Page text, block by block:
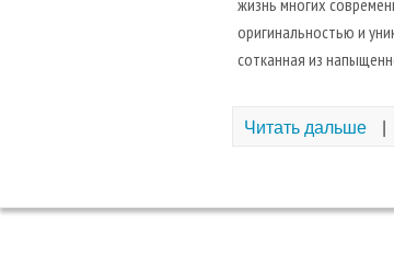
жизнь многих
оригинальностью и
сотканная из
Читать дальше |